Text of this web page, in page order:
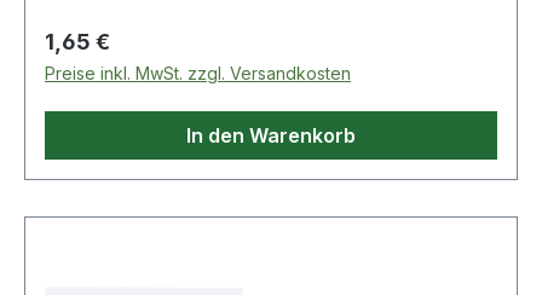
Regulärer Preis:
1,65 €
Preise inkl. MwSt. zzgl. Versandkosten
In den Warenkorb